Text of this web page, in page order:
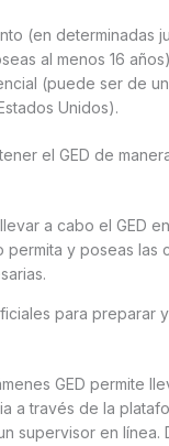
(en determinadas
al menos 16 años)
(puede ser de
Unidos).
el GED de
a cabo el GED
permita y poseas las
para preparar
GED permite
a través de la
supervisor en línea.